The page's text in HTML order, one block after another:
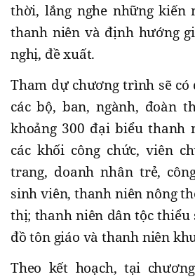
thời, lắng nghe những kiến
thanh niên và định hướng
nghị, đề xuất.
Tham dự chương trình sẽ
các bộ, ban, ngành, đoàn
khoảng 300 đại biểu thanh
các khối công chức, viên
trang, doanh nhân trẻ,
sinh viên, thanh niên nông
thị; thanh niên dân tộc thiểu
đồ tôn giáo và thanh niên
Theo kết hoạch, tại